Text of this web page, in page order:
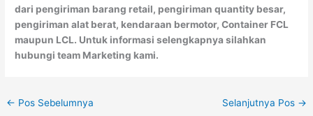
dari pengiriman barang retail, pengiriman quantity besar,
pengiriman alat berat, kendaraan bermotor, Container FCL
maupun LCL. Untuk informasi selengkapnya silahkan
hubungi team Marketing kami.
← Pos Sebelumnya Selanjutnya Pos →